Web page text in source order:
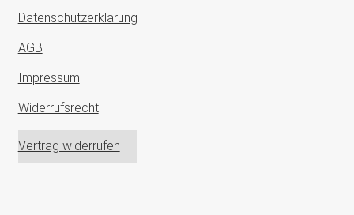
Datenschutzerklärung
AGB
Impressum
Widerrufsrecht
Vertrag widerrufen